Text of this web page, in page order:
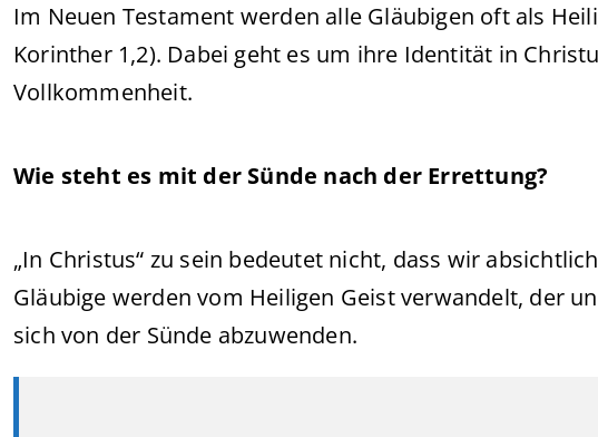
Im Neuen Testament werden alle Gläubigen oft als
Korinther 1,2). Dabei geht es um ihre Identität in
Vollkommenheit.
Wie steht es mit der Sünde nach der Errettung?
„In Christus“ zu sein bedeutet nicht, dass wir
Gläubige werden vom Heiligen Geist verwandelt, der
sich von der Sünde abzuwenden.